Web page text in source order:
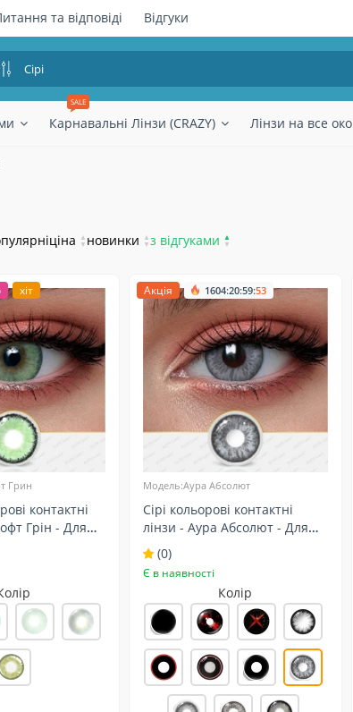
та відповіді Відгуки
Карнавальні Лінзи (CRAZY)
SALE
Лінзи на все око
ціна ▲
▼ новинки ▲
▼з відгуками ▲
▼
хіт
Грин
контактні
Грін - Для
Натуральні
Акція 1604:20:59:51
Модель:Аура Абсолют
Сірі кольорові контактні
лінзи - Аура Абсолют - Для
темних та світлих очей -
Натуральні
(0)
Є в наявності
Колір